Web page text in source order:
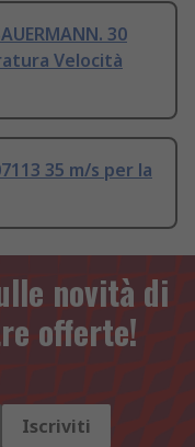
30
Velocità
35 m/s per la
novità di
offerte!
Iscriviti